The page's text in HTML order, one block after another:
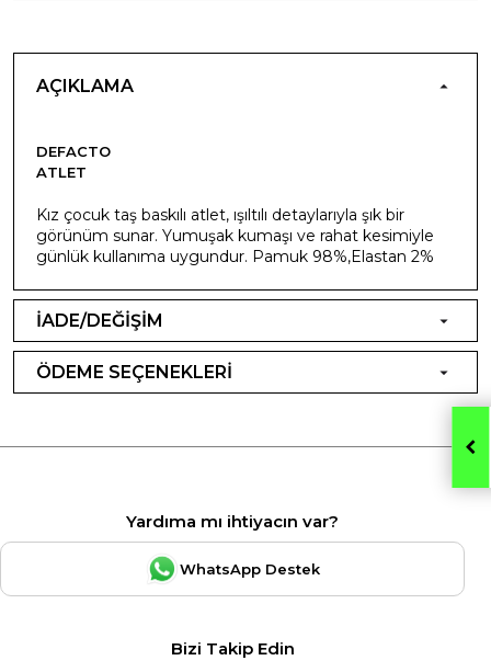
AÇIKLAMA
DEFACTO
ATLET
Kız çocuk taş baskılı atlet, ışıltılı detaylarıyla şık bir
görünüm sunar. Yumuşak kumaşı ve rahat kesimiyle
günlük kullanıma uygundur. Pamuk 98%,Elastan 2%
İADE/DEĞİŞİM
ÖDEME SEÇENEKLERİ
Yardıma mı ihtiyacın var?
WhatsApp Destek
Bizi Takip Edin